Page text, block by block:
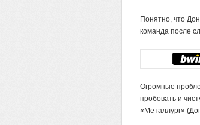
Понятно, что
команда после
Огромные
пробовать и
«Металлург»